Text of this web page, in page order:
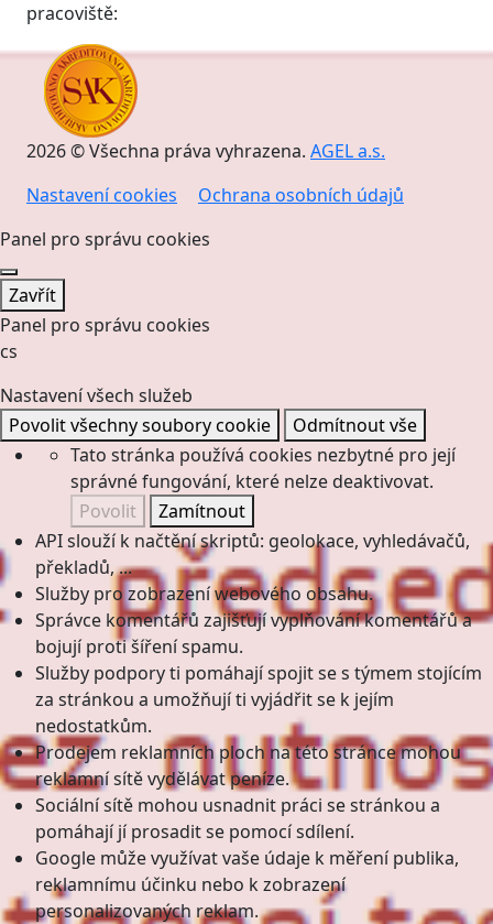
pracoviště:
2026 © Všechna práva vyhrazena. AGEL a.s.
Nastavení cookies
Ochrana osobních údajů
Panel pro správu cookies
Zavřít
Panel pro správu cookies
cs
Nastavení všech služeb
Povolit všechny soubory cookie
Odmítnout vše
Tato stránka používá cookies nezbytné pro její
správné fungování, které nelze deaktivovat.
Povolit
Zamítnout
API slouží k načtění skriptů: geolokace, vyhledávačů,
překladů, ...
Služby pro zobrazení webového obsahu.
Správce komentářů zajišťují vyplňování komentářů a
bojují proti šíření spamu.
Služby podpory ti pomáhají spojit se s týmem stojícím
za stránkou a umožňují ti vyjádřit se k jejím
nedostatkům.
Prodejem reklamních ploch na této stránce mohou
reklamní sítě vydělávat peníze.
Sociální sítě mohou usnadnit práci se stránkou a
pomáhají jí prosadit se pomocí sdílení.
Google může využívat vaše údaje k měření publika,
reklamnímu účinku nebo k zobrazení
personalizovaných reklam.